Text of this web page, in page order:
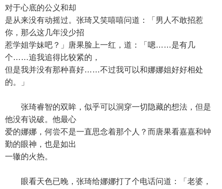
对于心底的公义和却
是从来没有动摇过。张琦又笑嘻嘻问道：「男人不敢招惹
你，那么这几年没少招
惹学姐学妹吧？」唐果脸上一红，道：「嗯……是有几
个……追我追得比较紧的，
但是我并没有那种喜好……不过我可以和娜娜姐好好相处
的。」
张琦睿智的双眸，似乎可以洞穿一切隐藏的想法，但是
他没有说破。他最心
爱的娜娜，何尝不是一直思念着那个人？而唐果看嘉嘉和钟
勤的眼神，也是如出
一辙的火热。
眼看天色已晚，张琦给娜娜打了个电话问道：「老婆，